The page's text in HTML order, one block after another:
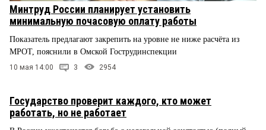
Минтруд России планирует установить
минимальную почасовую оплату работы
Показатель предлагают закрепить на уровне не ниже расчёта из
МРОТ, пояснили в Омской Гострудинспекции
10 мая 14:00 3 2954
Государство проверит каждого, кто может
работать, но не работает